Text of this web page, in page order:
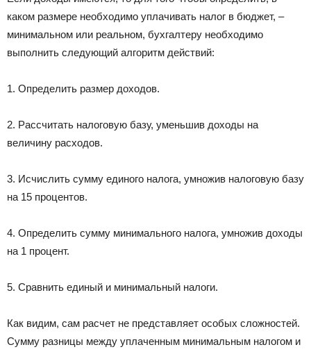
каком размере необходимо уплачивать налог в бюджет, –
минимальном или реальном, бухгалтеру необходимо
выполнить следующий алгоритм действий:
1. Определить размер доходов.
2. Рассчитать налоговую базу, уменьшив доходы на
величину расходов.
3. Исчислить сумму единого налога, умножив налоговую базу
на 15 процентов.
4. Определить сумму минимального налога, умножив доходы
на 1 процент.
5. Сравнить единый и минимальный налоги.
Как видим, сам расчет не представляет особых сложностей.
Сумму разницы между уплаченным минимальным налогом и